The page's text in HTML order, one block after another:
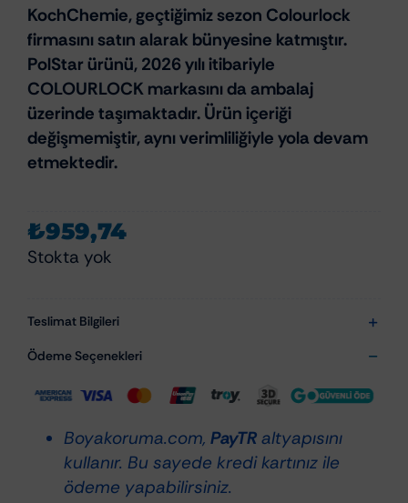
KochChemie, geçtiğimiz sezon Colourlock
firmasını satın alarak bünyesine katmıştır.
PolStar ürünü, 2026 yılı itibariyle
COLOURLOCK markasını da ambalaj
üzerinde taşımaktadır. Ürün içeriği
değişmemiştir, aynı verimliliğiyle yola devam
etmektedir.
₺959,74
Stokta yok
Teslimat Bilgileri
Ödeme Seçenekleri
Boyakoruma.com, PayTRaltyapısını
kullanır. Bu sayede kredi kartınız ile
ödeme yapabilirsiniz.